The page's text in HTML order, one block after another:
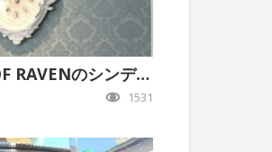
CHAMBER OF RAVENのシンデレラルーム
1531